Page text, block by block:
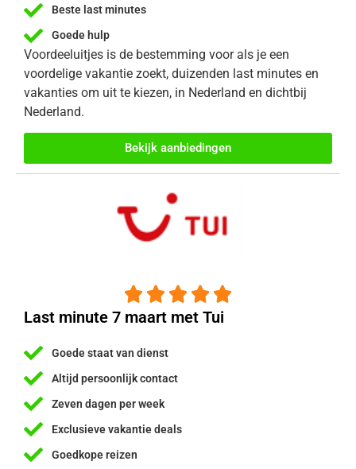
Beste last minutes
Goede hulp
Voordeeluitjes is de bestemming voor als je een
voordelige vakantie zoekt, duizenden last minutes en
vakanties om uit te kiezen, in Nederland en dichtbij
Nederland.
Bekijk aanbiedingen
    
Last minute 7 maart met Tui
Goede staat van dienst
Altijd persoonlijk contact
Zeven dagen per week
Exclusieve vakantie deals
Goedkope reizen